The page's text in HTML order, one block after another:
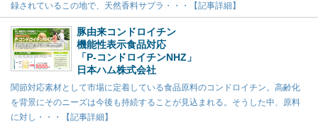
録されているこの地で、天然香料サプラ・・・【記事詳細】
豚由来コンドロイチン
機能性表示食品対応
「P-コンドロイチンNHZ」
日本ハム株式会社
関節対応素材として市場に定着している食品原料のコンドロイチン。高齢化
を背景にそのニーズは今後も持続することが見込まれる。そうした中、原料
に対し・・・【記事詳細】